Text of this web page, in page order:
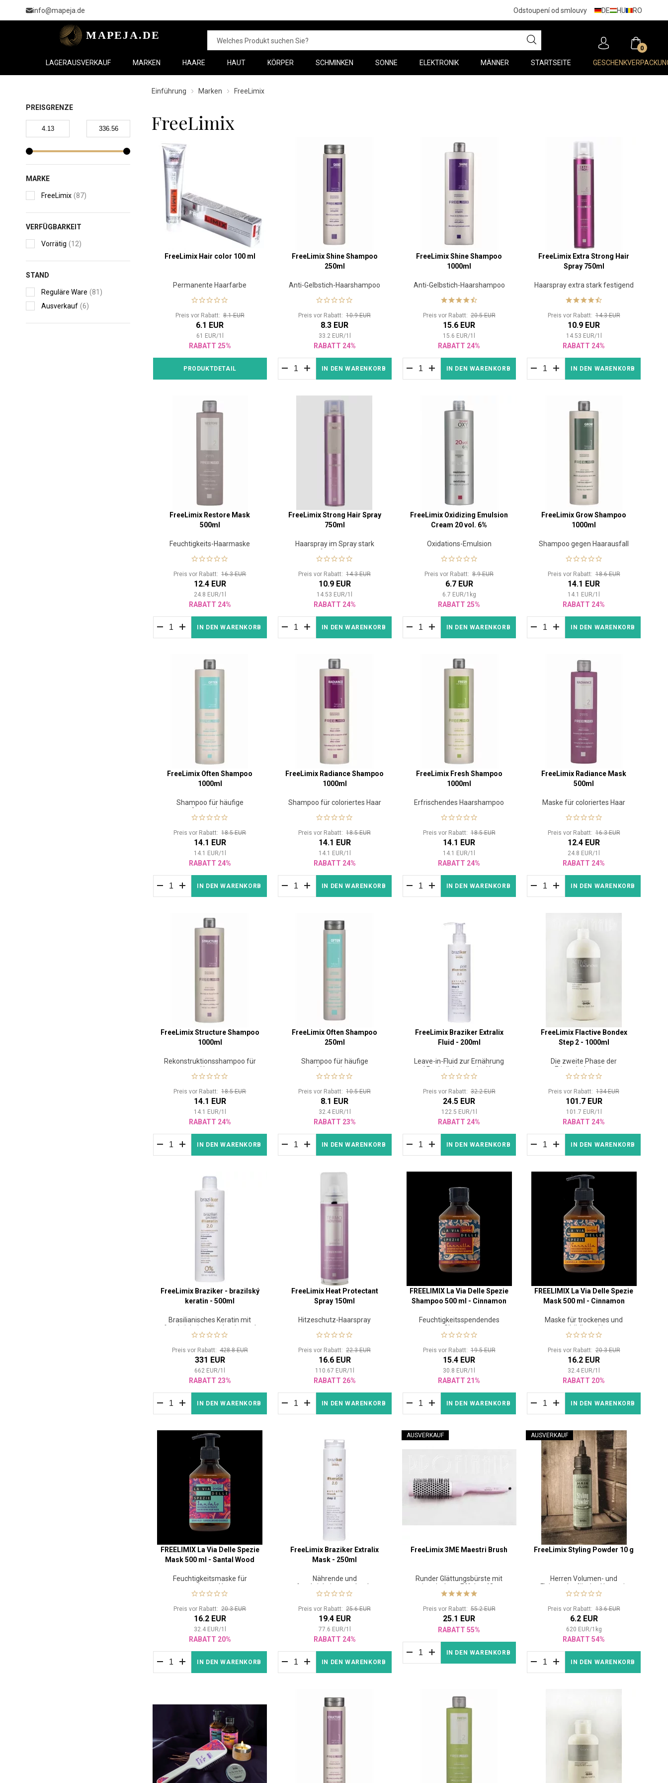
info@mapeja.de Odstoupení od smlouvy DE HU RO
0
LAGERAUSVERKAUF MARKEN HAARE HAUT KÖRPER SCHMINKEN SONNE ELEKTRONIK MÄNNER STARTSEITE
PREISGRENZE
MARKE
FreeLimix (87)
VERFÜGBARKEIT
Vorrätig (12)
STAND
Reguläre Ware (81)
Ausverkauf (6)
Einführung Marken FreeLimix
FreeLimix
FreeLimix Hair color 100 ml
Permanente Haarfarbe
Preis vor Rabatt: 8.1 EUR
6.1 EUR
61 EUR/1
RABATT 25%
PRODUKTDETAIL
FreeLimix Shine Shampoo
250ml
Anti-Gelbstich-Haarshampoo
Preis vor Rabatt:10.9 EUR
8.3 EUR
33.2 EUR/1
RABATT 24%
IN DEN WARENKORB
FreeLimix Shine Shampoo
1000ml
Anti-Gelbstich-Haarshampoo
Preis vor Rabatt: 20.5 EUR
15.6 EUR
15.6 EUR/1
RABATT 24%
IN DEN WARENKORB
FreeLimix Extra Strong Hair
Spray 750ml
Haarspray extra stark festigend
Preis vor Rabatt:14.3 EUR
10.9 EUR
14.53 EUR/1
RABATT 24%
IN DEN WARENKORB
FreeLimix Restore Mask
500ml
Feuchtigkeits-Haarmaske
Preis vor Rabatt:16.3 EUR
12.4 EUR
24.8 EUR/1
RABATT 24%
IN DEN WARENKORB
FreeLimix Strong Hair Spray
750ml
Haarspray im Spray stark
festigend
Preis vor Rabatt:14.3 EUR
10.9 EUR
14.53 EUR/1
RABATT 24%
IN DEN WARENKORB
FreeLimix Oxidizing Emulsion
Cream 20 vol. 6%
Oxidations-Emulsion
Preis vor Rabatt:8.9 EUR
6.7 EUR
6.7 EUR/1 kg
RABATT 25%
IN DEN WARENKORB
FreeLimix Grow Shampoo
1000ml
Shampoo gegen Haarausfall
Preis vor Rabatt:18.6 EUR
14.1 EUR
14.1 EUR/1
RABATT 24%
IN DEN WARENKORB
FreeLimix Often Shampoo
1000ml
Shampoo für häufige
Anwendung
Preis vor Rabatt:18.5 EUR
14.1 EUR
14.1 EUR/1
RABATT 24%
IN DEN WARENKORB
FreeLimix Radiance Shampoo
1000ml
Shampoo für coloriertes Haar
Preis vor Rabatt:18.5 EUR
14.1 EUR
14.1 EUR/1
RABATT 24%
IN DEN WARENKORB
FreeLimix Fresh Shampoo
1000ml
Erfrischendes Haarshampoo
Preis vor Rabatt: 18.5 EUR
14.1 EUR
14.1 EUR/1
RABATT 24%
IN DEN WARENKORB
FreeLimix Radiance Mask
500ml
Maske für coloriertes Haar
Preis vor Rabatt:16.3 EUR
12.4 EUR
24.8 EUR/1
RABATT 24%
IN DEN WARENKORB
FreeLimix Structure Shampoo
1000ml
Rekonstruktionsshampoo für
Haare
Preis vor Rabatt:18.5 EUR
14.1 EUR
14.1 EUR/1
RABATT 24%
IN DEN WARENKORB
FreeLimix Often Shampoo
250ml
Shampoo für häufige
Anwendung
Preis vor Rabatt:10.5 EUR
8.1 EUR
32.4 EUR/1
RABATT 23%
IN DEN WARENKORB
FreeLimix Braziker Extralix
Fluid - 200ml
Leave-in-Fluid zur Ernährung
und Revitalisierung der Haare
Preis vor Rabatt: 32.2 EUR
24.5 EUR
122.5 EUR/1
RABATT 24%
IN DEN WARENKORB
FreeLimix Flactive Bondex
Step 2 - 1000ml
Die zweite Phase der
Friseurbehandlung
Preis vor Rabatt:134 EUR
101.7 EUR
101.7 EUR/1
RABATT 24%
IN DEN WARENKORB
FreeLimix Braziker - brazilský
keratin - 500ml
Brasilianisches Keratin mit
feuchtigkeitsspendender und
rekonstruktiver Wirkung
Preis vor Rabatt: 428.8 EUR
331 EUR
662 EUR/1
RABATT 23%
IN DEN WARENKORB
FreeLimix Heat Protectant
Spray 150ml
Hitzeschutz-Haarspray
Preis vor Rabatt:22.3 EUR
16.6 EUR
110.67 EUR/1
RABATT 26%
IN DEN WARENKORB
FREELIMIX La Via Delle Spezie
Shampoo 500 ml - Cinnamon
Feuchtigkeitsspendendes
Shampoo
Preis vor Rabatt: 19.5 EUR
15.4 EUR
30.8 EUR/1
RABATT 21%
IN DEN WARENKORB
FREELIMIX La Via Delle Spezie
Mask 500 ml - Cinnamon
Maske für trockenes und
geschädigtes Haar
Preis vor Rabatt:20.3 EUR
16.2 EUR
32.4 EUR/1
RABATT 20%
IN DEN WARENKORB
FREELIMIX La Via Delle Spezie
Mask 500 ml - Santal Wood
Feuchtigkeitsmaske für
trockenes Haar
Preis vor Rabatt:20.3 EUR
16.2 EUR
32.4 EUR/1
RABATT 20%
IN DEN WARENKORB
FreeLimix Braziker Extralix
Mask - 250ml
Nährende und
feuchtigkeitsspendende
Haarmaske
Preis vor Rabatt:25.6 EUR
19.4 EUR
77.6 EUR/1
RABATT 24%
IN DEN WARENKORB
AUSVERKAUF
FreeLimix 3ME Maestri Brush
Runder Glättungsbürste mit
antistatischem Effekt - 43mm
Preis vor Rabatt: 55.2 EUR
25.1 EUR
RABATT 55%
IN DEN WARENKORB
AUSVERKAUF
FreeLimix Styling Powder 10 g
Herren Volumen- und
Fixierpuder für das Haar mit
mattem Effekt
Preis vor Rabatt:13.6 EUR
6.2 EUR
620 EUR/1 kg
RABATT 54%
IN DEN WARENKORB